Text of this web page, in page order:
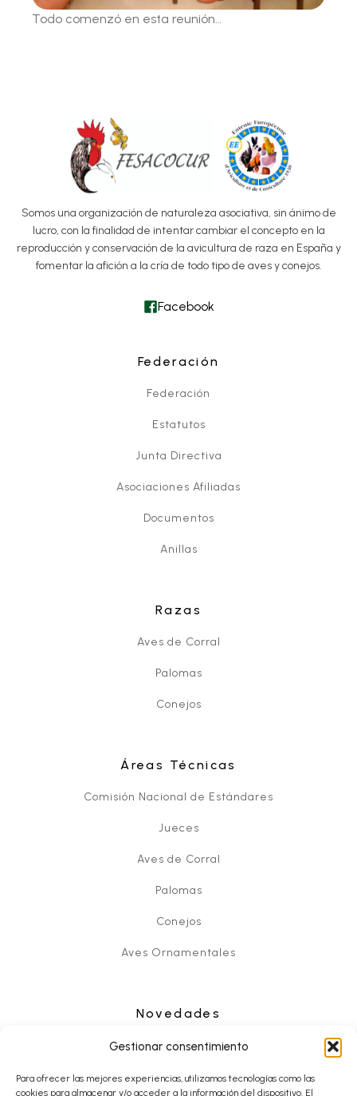
Gestionar consentimiento
Para ofrecer las mejores experiencias, utilizamos tecnologías como las
cookies para almacenar y/o acceder a la información del dispositivo. El
Todo comenzó en esta reunión…
Somos una organización de naturaleza asociativa, sin ánimo de
lucro, con la finalidad de intentar cambiar el concepto en la
reproducción y conservación de la avicultura de raza en España y
fomentar la afición a la cría de todo tipo de aves y conejos.
Facebook
Federación
Federación
Estatutos
Junta Directiva
Asociaciones Afiliadas
Documentos
Anillas
Razas
Aves de Corral
Palomas
Conejos
Áreas Técnicas
Comisión Nacional de Estándares
Jueces
Aves de Corral
Palomas
Conejos
Aves Ornamentales
Novedades
Noticias
Eventos